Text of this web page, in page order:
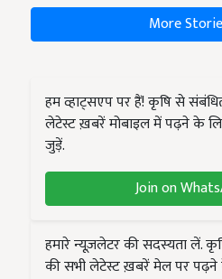
More
हम व्हाट्सएप पर हैं! कृषि से
लेटेस्ट ख़बरें मोबाइल में पढ़ने के
जुड़ें.
Join on
हमारे न्यूज़लेटर की सदस्यता लें.
की सभी लेटेस्ट ख़बरें मेल पर पढ़ने